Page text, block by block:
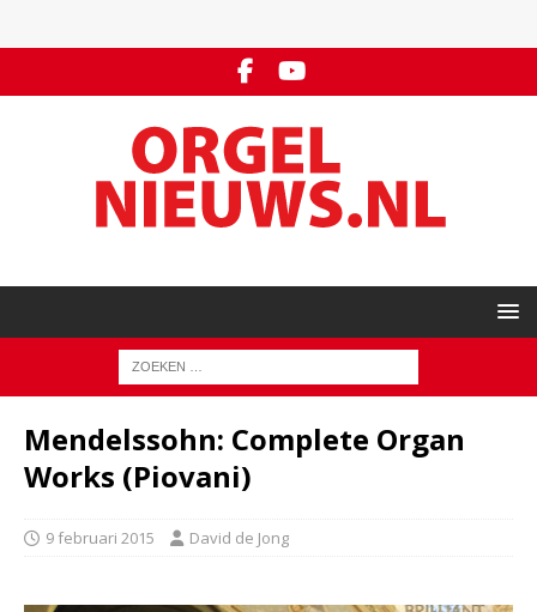
Mendelssohn: Complete Organ
Works (Piovani)
9 februari 2015 David de Jong